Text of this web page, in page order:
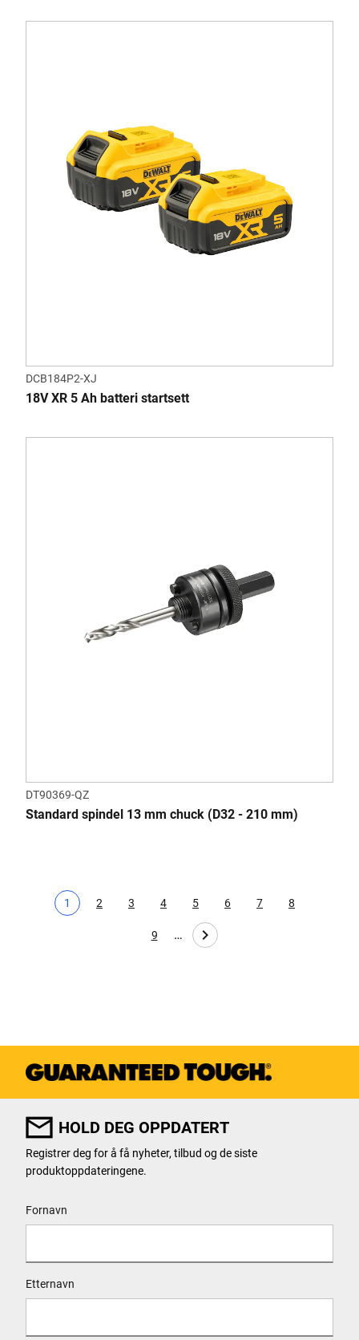
DCB184P2-XJ
18V XR 5 Ah batteri startsett
DT90369-QZ
Standard spindel 13 mm chuck (D32 - 210 mm)
Nåværende side
1
Page
2
Page
3
Page
4
Page
5
Page
6
Page
7
Page
8
Page
9 …
HOLD DEG OPPDATERT
Registrer deg for å få nyheter, tilbud og de siste
produktoppdateringene.
Fornavn
Etternavn